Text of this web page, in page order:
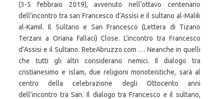
(3-5 febbraio 2019), avvenuto nell’ottavo centenario
dell’incontro tra san Francesco d’Assisi e il sultano al-Malik
al-Kamil. Il Sultano e San Francesco (Lettera di Tizano
Terzani a Oriana Fallaci) Close. L’incontro tra Francesco
d’Assisi e il Sultano. ReteAbruzzo.com … Neanche in quelli
che tutti gli altri considerano nemici. Il dialogo tra
cristianesimo e islam, due religioni monoteistiche, sarà al
centro della celebrazione degli Ottocento anni
dell’incontro tra San. Il dialogo tra Francesco e il sultano,